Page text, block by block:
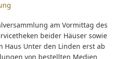
am Vormittag des
beider Häuser sowie
Haus Unter den Linden erst ab
von bestellten Medien